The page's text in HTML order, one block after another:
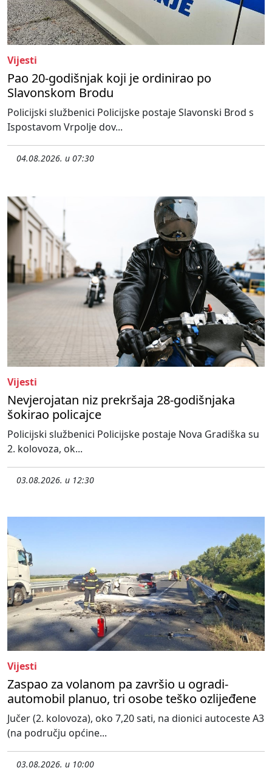
Vijesti
Pao 20-godišnjak koji je ordinirao po
Slavonskom Brodu
Policijski službenici Policijske postaje Slavonski Brod s
Ispostavom Vrpolje dov...
04.08.2026. u 07:30
Vijesti
Nevjerojatan niz prekršaja 28-godišnjaka
šokirao policajce
Policijski službenici Policijske postaje Nova Gradiška su
2. kolovoza, ok...
03.08.2026. u 12:30
Vijesti
Zaspao za volanom pa završio u ogradi-
automobil planuo, tri osobe teško ozlijeđene
Jučer (2. kolovoza), oko 7,20 sati, na dionici autoceste A3
(na području općine...
03.08.2026. u 10:00